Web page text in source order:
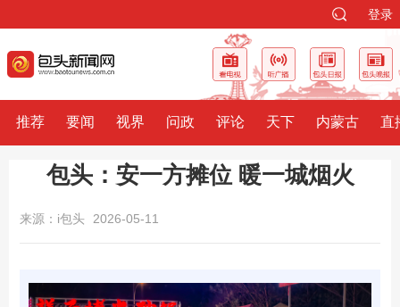
登录
推荐 要闻 视界 问政 评论 天下 内蒙古 直
包头：安一方摊位 暖一城烟火
来源：i包头 2026-05-11